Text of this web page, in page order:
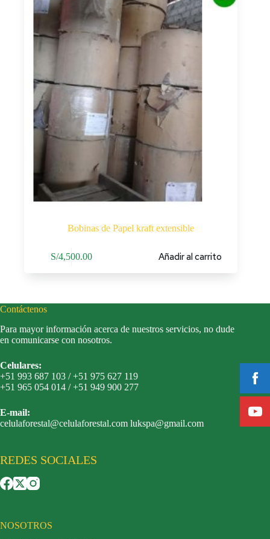
Bobinas de Papel kraft extensible
S/4,500.00 Añadir al carrito
Contáctenos
Para mayor información acerca de nuestros servicios, no dude
en comunicarse con nosotros.
Celulares:
+51 993 687 103 / +51 975 627 119
+51 965 054 014 / +51 949 900 277
E-mail:
celulaforestal@celulaforestal.com lukspa@gmail.com
REDES SOCIALES
NOSOTROS